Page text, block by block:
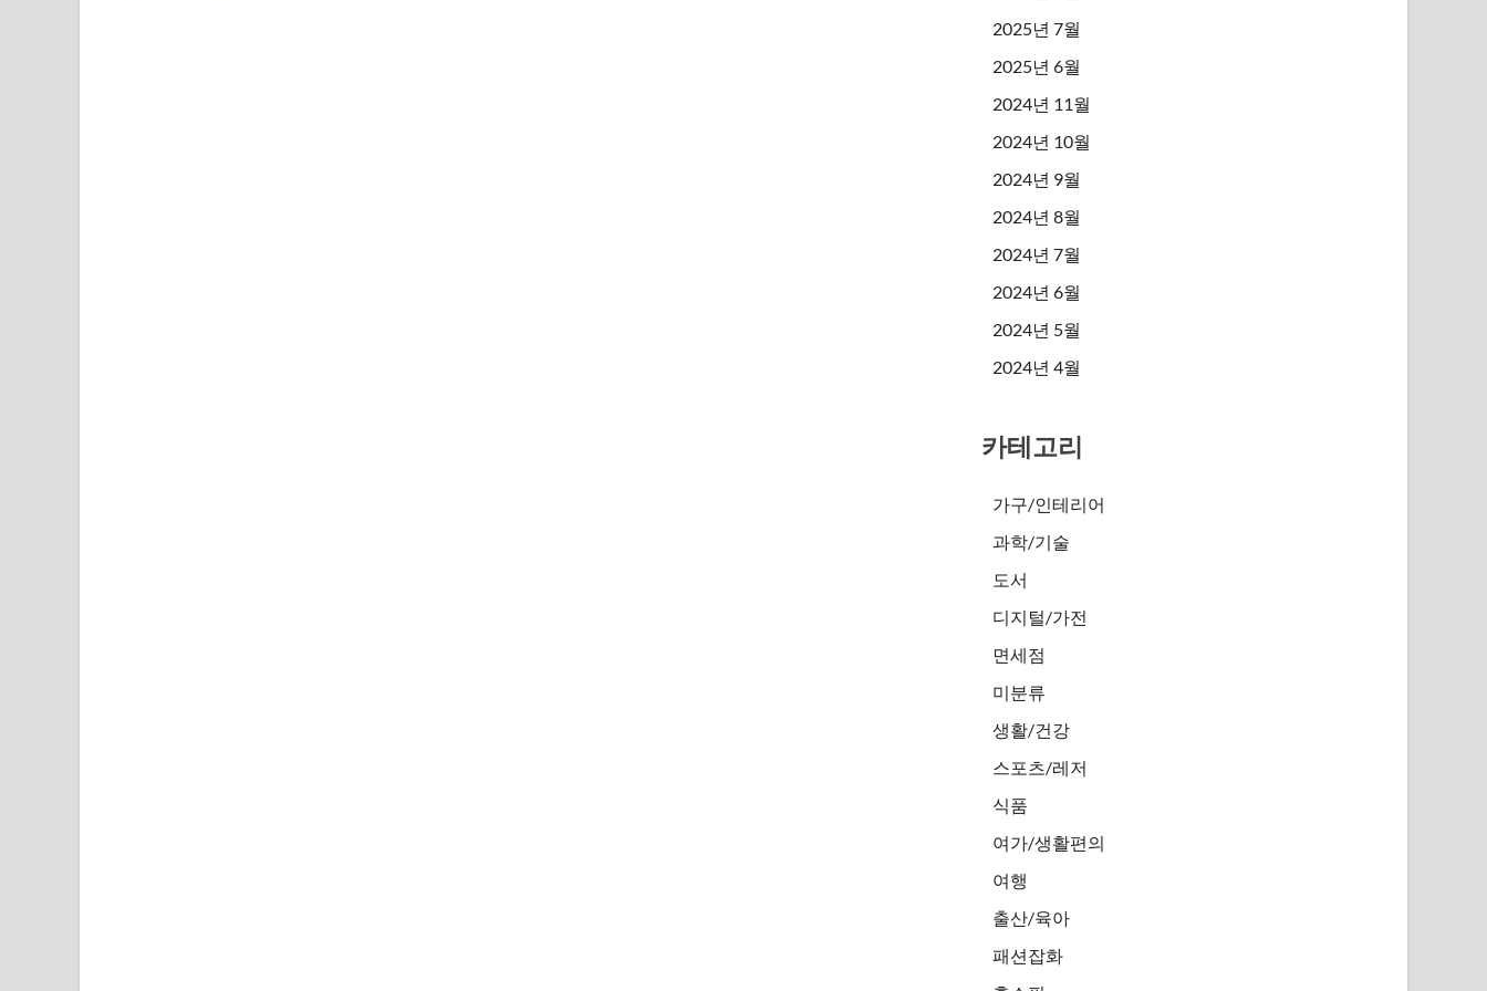
2025년 7월
2025년 6월
2024년 11월
2024년 10월
2024년 9월
2024년 8월
2024년 7월
2024년 6월
2024년 5월
2024년 4월
카테고리
가구/인테리어
과학/기술
도서
디지털/가전
면세점
미분류
생활/건강
스포츠/레저
식품
여가/생활편의
여행
출산/육아
패션잡화